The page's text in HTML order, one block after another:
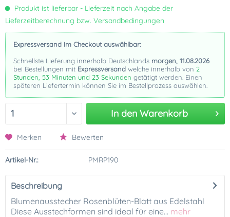
Produkt ist lieferbar - Lieferzeit nach Angabe der
Lieferzeitberechnung bzw. Versandbedingungen
Expressversand im Checkout auswählbar:
Schnellste Lieferung innerhalb Deutschlands morgen, 11.08.2026
bei Bestellungen mit Expressversand welche innerhalb von 2
Stunden, 53 Minuten und 23 Sekunden getätigt werden. Einen
späteren Liefertermin können Sie im Bestellprozess auswählen.
In den Warenkorb
Merken Bewerten
Artikel-Nr.: PMRP190
Beschreibung
Blumenausstecher Rosenblüten-Blatt aus Edelstahl
Diese Ausstechformen sind ideal für eine... mehr